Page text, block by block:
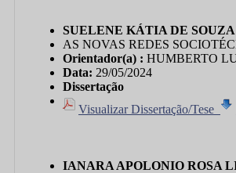
SUELENE KÁTIA DE SOUZA
AS NOVAS REDES
Orientador(a) : HUMBERTO
Data: 29/05/2024
Dissertação
Visualizar Dissertação/Tese
IANARA APOLONIO ROSA